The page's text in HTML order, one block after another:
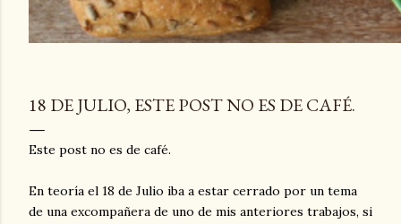
18 DE JULIO, ESTE POST NO ES DE CAFÉ.
Este post no es de café.
En teoría el 18 de Julio iba a estar cerrado por un tema
de una excompañera de uno de mis anteriores trabajos, si